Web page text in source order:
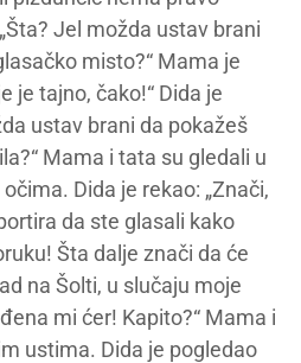
Jel možda ustav brani
misto?“ Mama je
je tajno, čako!“ Dida je
ustav brani da pokažeš
Mama i tata su gledali u
Dida je rekao: „Znači,
da ste glasali kako
Šta dalje znači da će
na Šolti, u slučaju moje
mi ćer! Kapito?“ Mama i
ustima. Dida je pogledao